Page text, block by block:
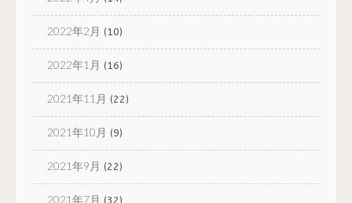
2022年2月 (10)
2022年1月 (16)
2021年11月 (22)
2021年10月 (9)
2021年9月 (22)
2021年7月 (32)